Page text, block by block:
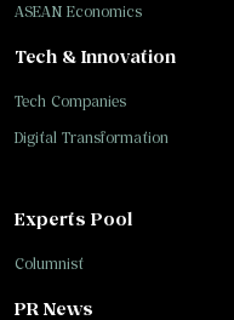
Tech & Innovation
Tech Companies
Digital Transformation
ASEAN Economics
Experts Pool
Columnist
PR News